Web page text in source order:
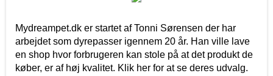
Mydreampet.dk er startet af Tonni Sørensen der har
arbejdet som dyrepasser igennem 20 år. Han ville lave
en shop hvor forbrugeren kan stole på at det produkt de
køber, er af høj kvalitet. Klik her for at se deres udvalg.